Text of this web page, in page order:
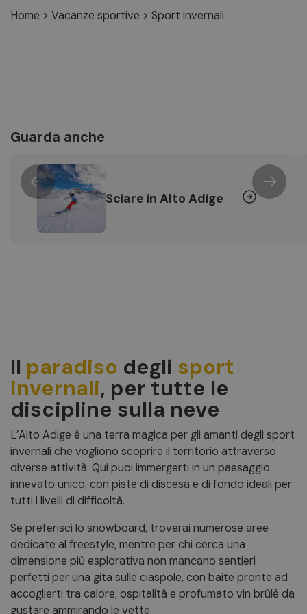
Home > Vacanze sportive > Sport invernali
Guarda anche
Sciare in Alto Adige
Il paradiso degli sport
invernali, per tutte le
discipline sulla neve
L’Alto Adige è una terra magica per gli amanti degli sport
invernali che vogliono scoprire il territorio attraverso
diverse attività. Qui puoi immergerti in un paesaggio
innevato unico, con piste di discesa e di fondo ideali per
tutti i livelli di difficoltà.
Se preferisci lo snowboard, troverai numerose aree
dedicate al freestyle, mentre per chi cerca una
dimensione più esplorativa non mancano sentieri
perfetti per una gita sulle ciaspole, con baite pronte ad
accoglierti tra calore, ospitalità e profumato vin brûlé da
gustare ammirando le vette.